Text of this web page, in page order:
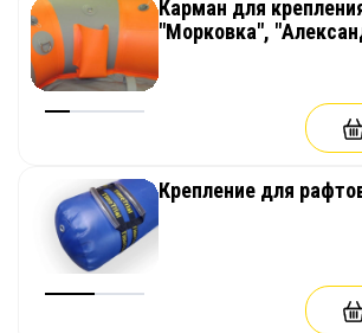
Карман для
"Морковка",
Крепление для